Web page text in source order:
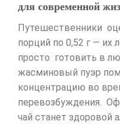
для современной
Путешественники
порций по 0,52 г — их
просто готовить в
жасминовый пуэр
концентрацию во
перевозбуждения.
чай станет здоровой